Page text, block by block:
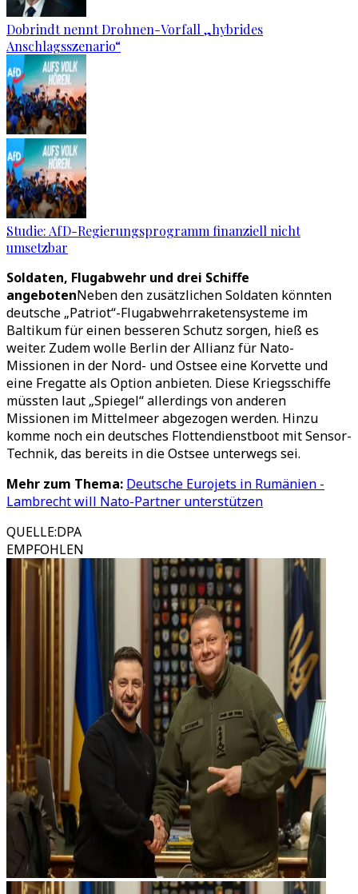
Dobrindt nennt Drohnen-Vorfall „hybrides
Anschlagsszenario“
Studie: AfD-Regierungsprogramm finanziell nicht
umsetzbar
Soldaten, Flugabwehr und drei Schiffe
angebotenNeben den zusätzlichen Soldaten könnten
deutsche „Patriot“-Flugabwehrraketensysteme im
Baltikum für einen besseren Schutz sorgen, hieß es
weiter. Zudem wolle Berlin der Allianz für Nato-
Missionen in der Nord- und Ostsee eine Korvette und
eine Fregatte als Option anbieten. Diese Kriegsschiffe
müssten laut „Spiegel“ allerdings von anderen
Missionen im Mittelmeer abgezogen werden. Hinzu
komme noch ein deutsches Flottendienstboot mit Sensor-
Technik, das bereits in die Ostsee unterwegs sei.
Mehr zum Thema: Deutsche Eurojets in Rumänien -
Lambrecht will Nato-Partner unterstützen
QUELLE:DPA
EMPFOHLEN